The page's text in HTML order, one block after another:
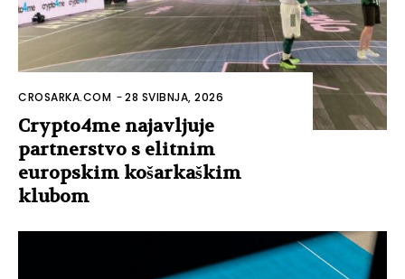
CROSARKA.COM -28 SVIBNJA, 2026
Crypto4me najavljuje
partnerstvo s elitnim
europskim košarkaškim
klubom